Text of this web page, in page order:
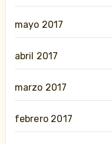
mayo 2017
abril 2017
marzo 2017
febrero 2017